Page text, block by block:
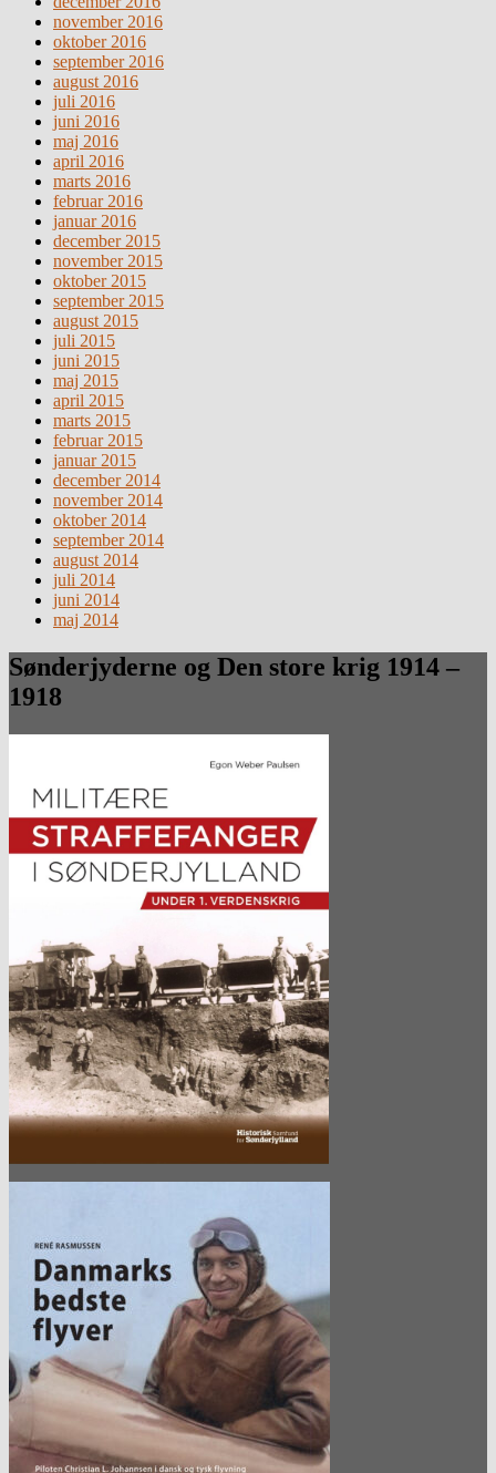
november 2016
oktober 2016
september 2016
august 2016
juli 2016
juni 2016
maj 2016
april 2016
marts 2016
februar 2016
januar 2016
december 2015
november 2015
oktober 2015
september 2015
august 2015
juli 2015
juni 2015
maj 2015
april 2015
marts 2015
februar 2015
januar 2015
december 2014
november 2014
oktober 2014
september 2014
august 2014
juli 2014
juni 2014
maj 2014
Sønderjyderne og Den store krig 1914 –
1918